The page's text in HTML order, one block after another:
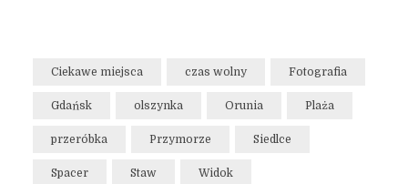
Ciekawe miejsca czas wolny Fotografia
Gdańsk olszynka Orunia Plaża
przeróbka Przymorze Siedlce
Spacer Staw Widok